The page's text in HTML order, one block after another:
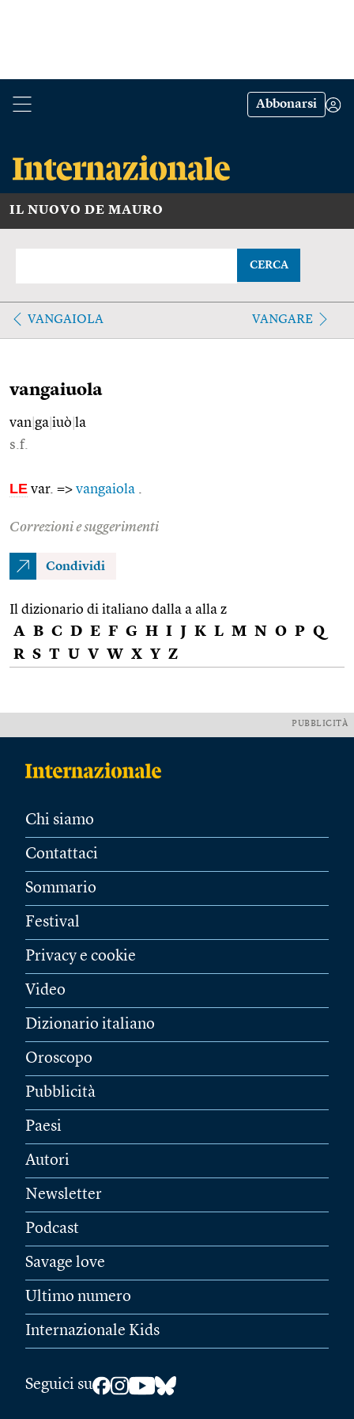
Abbonarsi
IL NUOVO DE MAURO
CERCA
VANGAIOLA VANGARE
vangaiuola
van ga iuò la
s.f.
LE var. => vangaiola
Correzioni e suggerimenti
Condividi
Il dizionario di italiano dalla a alla z
A B C D E F G H I J K L M N O P Q
R S T U V W X Y Z
PUBBLICITÀ
Chi siamo
Contattaci
Sommario
Festival
Privacy e cookie
Video
Dizionario italiano
Oroscopo
Pubblicità
Paesi
Autori
Newsletter
Podcast
Savage love
Ultimo numero
Internazionale Kids
Seguici su